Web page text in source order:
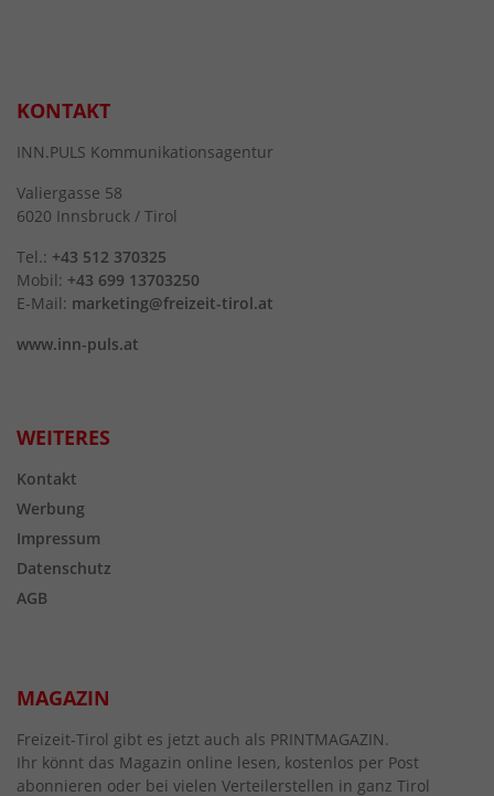
KONTAKT
INN.PULS Kommunikationsagentur
Valiergasse 58
6020 Innsbruck / Tirol
Tel.: +43 512 370325
Mobil: +43 699 13703250
E-Mail: marketing@freizeit-tirol.at
www.inn-puls.at
WEITERES
Kontakt
Werbung
Impressum
Datenschutz
AGB
MAGAZIN
Freizeit-Tirol gibt es jetzt auch als PRINTMAGAZIN.
Ihr könnt das Magazin online lesen, kostenlos per Post
abonnieren oder bei vielen Verteilerstellen in ganz Tirol